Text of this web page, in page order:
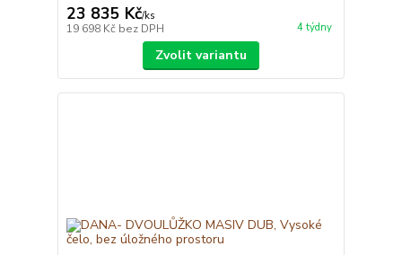
23 835 Kč/ks
19 698 Kč bez DPH 4 týdny
Zvolit variantu